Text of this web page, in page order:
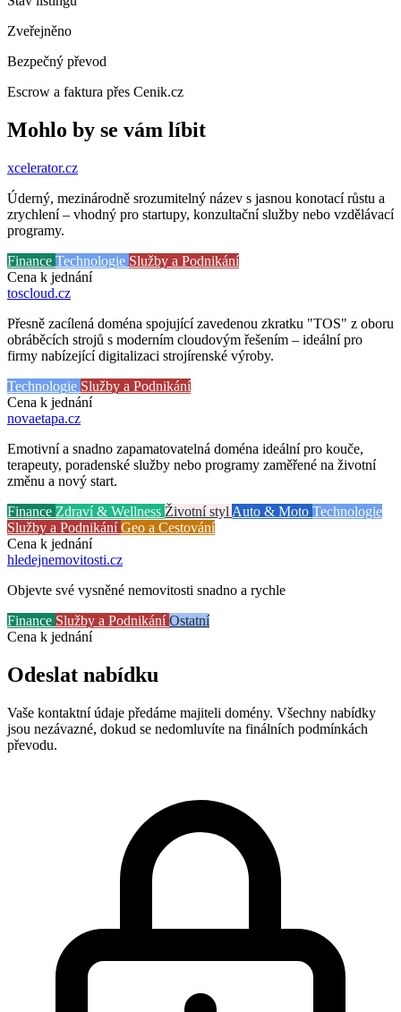
Zveřejněno
Bezpečný převod
Escrow a faktura přes Cenik.cz
Mohlo by se vám líbit
xcelerator.cz
Úderný, mezinárodně srozumitelný název s jasnou konotací růstu a
zrychlení – vhodný pro startupy, konzultační služby nebo vzdělávací
programy.
Finance Technologie Služby a Podnikání
Cena k jednání
toscloud.cz
Přesně zacílená doména spojující zavedenou zkratku "TOS" z oboru
obráběcích strojů s moderním cloudovým řešením – ideální pro
firmy nabízející digitalizaci strojírenské výroby.
Technologie Služby a Podnikání
Cena k jednání
novaetapa.cz
Emotivní a snadno zapamatovatelná doména ideální pro kouče,
terapeuty, poradenské služby nebo programy zaměřené na životní
změnu a nový start.
Finance Zdraví & Wellness Životní styl Auto & Moto Technologie
Služby a PodnikáníGeo a Cestování
Cena k jednání
hledejnemovitosti.cz
Objevte své vysněné nemovitosti snadno a rychle
Finance Služby a PodnikáníOstatní
Cena k jednání
Odeslat nabídku
Vaše kontaktní údaje předáme majiteli domény. Všechny nabídky
jsou nezávazné, dokud se nedomluvíte na finálních podmínkách
převodu.